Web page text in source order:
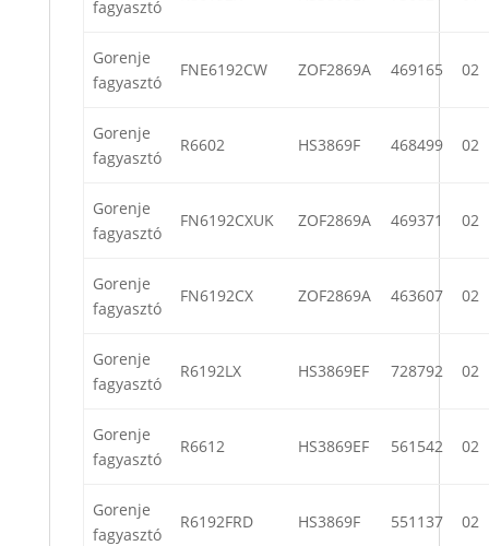
fagyasztó
Gorenje
fagyasztó
FNE6192CW ZOF2869A 469165 02
Gorenje
fagyasztó
R6602 HS3869F 468499 02
Gorenje
fagyasztó
FN6192CXUK ZOF2869A 469371 02
Gorenje
fagyasztó
FN6192CX ZOF2869A 463607 02
Gorenje
fagyasztó
R6192LX HS3869EF 728792 02
Gorenje
fagyasztó
R6612 HS3869EF 561542 02
Gorenje
fagyasztó
R6192FRD HS3869F 551137 02